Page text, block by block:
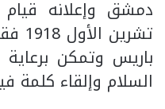
دمشق وإعلانه
باريس وتمكن
السلام وإلقاء كلمة